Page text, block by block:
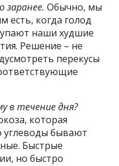
заранее. Обычно, мы
есть, когда голод
наши худшие
Решение – не
перекусы
в течение дня?
которая
углеводы бывают
Быстрые
но быстро